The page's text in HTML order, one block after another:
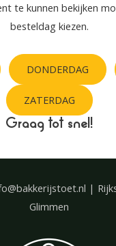
te kunnen bekijken
besteldag kiezen.
DONDERDAG
ZATERDAG
Graag tot snel!
|
Glimmen